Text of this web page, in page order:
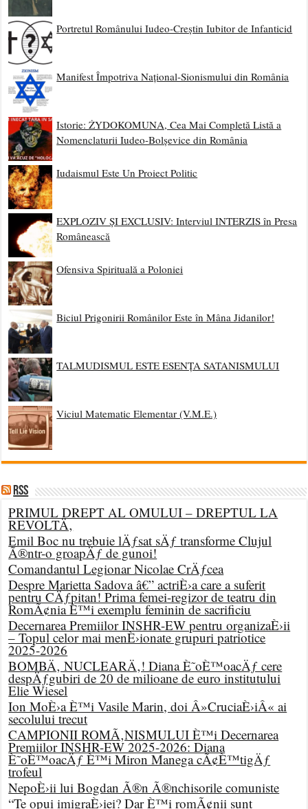
Portretul Românului Iudeo-Creștin Iubitor de Infanticid
Manifest Împotriva Național-Sionismului din România
Istorie: ŻYDOKOMUNA, Cea Mai Completă Listă a
Nomenclaturii Iudeo-Bolșevice din România
Iudaismul Este Un Proiect Politic
EXPLOZIV ȘI EXCLUSIV: Interviul INTERZIS în Presa
Românească
Ofensiva Spirituală a Poloniei
Biciul Prigonirii Românilor Este în Mâna Jidanilor!
TALMUDISMUL ESTE ESENȚA SATANISMULUI
Viciul Matematic Elementar (V.M.E.)
RSS
PRIMUL DREPT AL OMULUI – DREPTUL LA
REVOLTÄ‚
Emil Boc nu trebuie lÄƒsat sÄƒ transforme Clujul
Ã®ntr-o groapÄƒ de gunoi!
Comandantul Legionar Nicolae CrÄƒcea
Despre Marietta Sadova â€” actriÈ›a care a suferit
pentru CÄƒpitan! Prima femei-regizor de teatru din
RomÃ¢nia È™i exemplu feminin de sacrificiu
Decernarea Premiilor INSHR-EW pentru organizaÈ›ii
– Topul celor mai menÈ›ionate grupuri patriotice
2025-2026
BOMBÄ‚ NUCLEARÄ‚! Diana È˜oÈ™oacÄƒ cere
despÄƒgubiri de 20 de milioane de euro institutului
Elie Wiesel
Ion MoÈ›a È™i Vasile Marin, doi Â»CruciaÈ›iÂ« ai
secolului trecut
CAMPIONII ROMÃ‚NISMULUI È™i Decernarea
Premiilor INSHR-EW 2025-2026: Diana
È˜oÈ™oacÄƒ È™i Miron Manega cÃ¢È™tigÄƒ
trofeul
NepoÈ›ii lui Bogdan Ã®n Ã®nchisorile comuniste
“Te opui imigraÈ›iei? Dar È™i romÃ¢nii sunt